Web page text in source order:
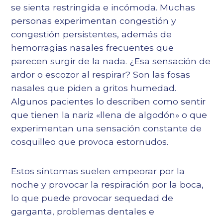
se sienta restringida e incómoda. Muchas
personas experimentan congestión y
congestión persistentes, además de
hemorragias nasales frecuentes que
parecen surgir de la nada. ¿Esa sensación de
ardor o escozor al respirar? Son las fosas
nasales que piden a gritos humedad.
Algunos pacientes lo describen como sentir
que tienen la nariz «llena de algodón» o que
experimentan una sensación constante de
cosquilleo que provoca estornudos.
Estos síntomas suelen empeorar por la
noche y provocar la respiración por la boca,
lo que puede provocar sequedad de
garganta, problemas dentales e